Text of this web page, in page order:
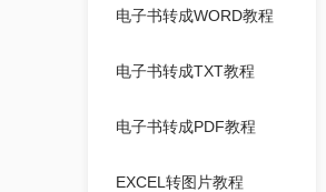
电子书转成WORD教程
电子书转成TXT教程
电子书转成PDF教程
EXCEL转图片教程